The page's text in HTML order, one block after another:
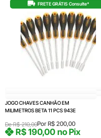
FRETE GRÁTIS Consulte*
JOGO CHAVES CANHÃO EM
MILIMETROS BETA 11 PCS 943E
DeR$210,00Por R$ 200,00
R$190,00 no Pix